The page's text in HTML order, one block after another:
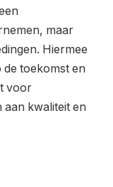
maar
Hiermee
de toekomst en
voor
kwaliteit en